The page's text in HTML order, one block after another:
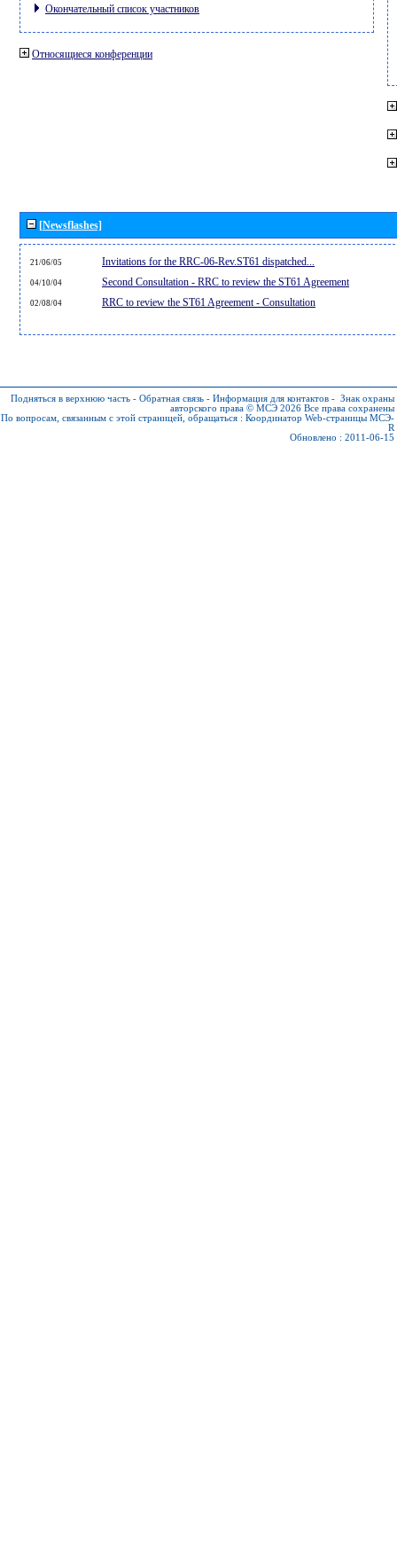
Окончательный список участников
Относящиеся конференции
[Newsflashes]
21/06/05 Invitations for the RRC-06-Rev.ST61 dispatched...
04/10/04 Second Consultation - RRC to review the ST61 Agreement
02/08/04 RRC to review the ST61 Agreement - Consultation
Подняться в верхнюю часть - Обратная связь - Информация для контактов - Знак охраны
авторского права © МСЭ 2026 Все права сохранены
По вопросам, связанным с этой страницей, обращаться : Координатор Web-страницы МСЭ-
R
Обновлено : 2011-06-15